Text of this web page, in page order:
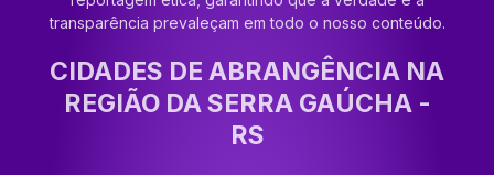
transparência prevaleçam em todo o nosso conteúdo.
CIDADES DE ABRANGÊNCIA NA
REGIÃO DA SERRA GAÚCHA -
RS